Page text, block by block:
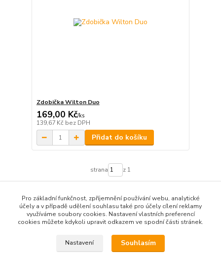
Zdobička Wilton Duo
169,00 Kč/ks
139,67 Kč bez DPH
Přidat do košíku
strana z 1
vystavit kupujícímu účtenku. Zároveň je povinen zaevidovat
přijatou tržbu u správce daně online; v případě technického
Pro základní funkčnost, zpříjemnění používání webu, analytické
účely a v případě udělení souhlasu také pro účely cílení reklamy
využíváme soubory cookies. Nastavení vlastních preferencí
cookies můžete kdykoli upravit odkazem ve spodní části stránek.
Nastavení Souhlasím